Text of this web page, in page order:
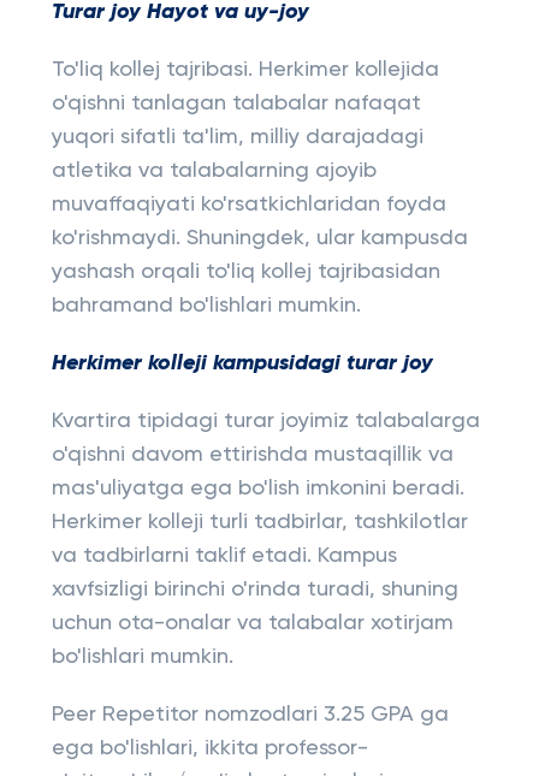
Turar joy Hayot va uy-joy
To'liq kollej tajribasi. Herkimer kollejida
o'qishni tanlagan talabalar nafaqat
yuqori sifatli ta'lim, milliy darajadagi
atletika va talabalarning ajoyib
muvaffaqiyati ko'rsatkichlaridan foyda
ko'rishmaydi. Shuningdek, ular kampusda
yashash orqali to'liq kollej tajribasidan
bahramand bo'lishlari mumkin.
Herkimer kolleji kampusidagi turar joy
Kvartira tipidagi turar joyimiz talabalarga
o'qishni davom ettirishda mustaqillik va
mas'uliyatga ega bo'lish imkonini beradi.
Herkimer kolleji turli tadbirlar, tashkilotlar
va tadbirlarni taklif etadi. Kampus
xavfsizligi birinchi o'rinda turadi, shuning
uchun ota-onalar va talabalar xotirjam
bo'lishlari mumkin.
Peer Repetitor nomzodlari 3.25 GPA ga
ega bo'lishlari, ikkita professor-